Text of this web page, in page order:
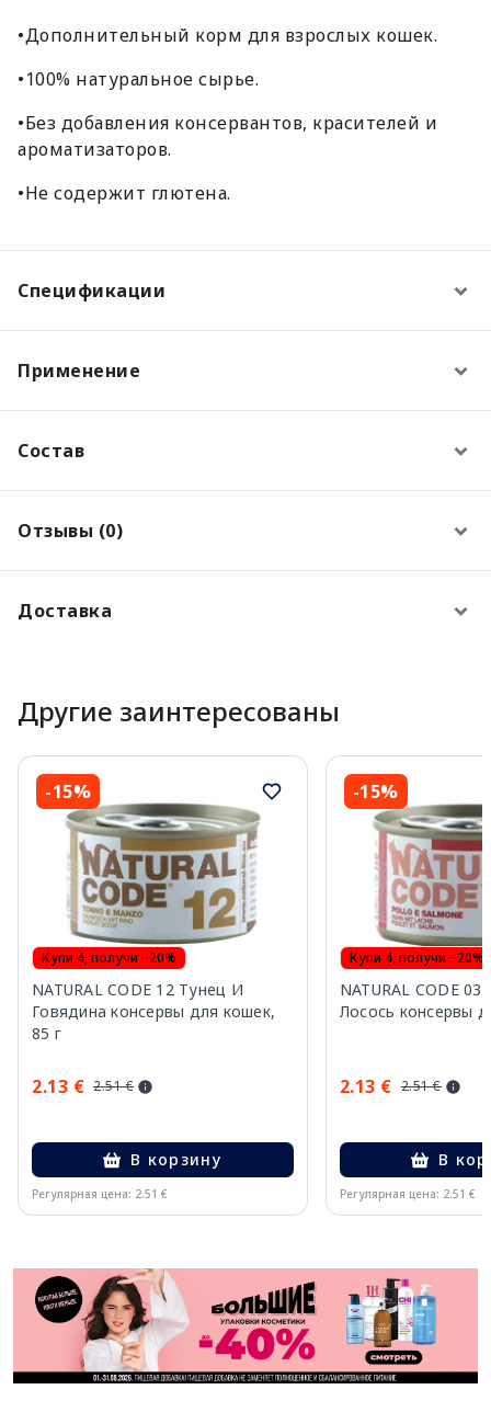
•Дополнительный корм для взрослых кошек.
•100% натуральное сырье.
•Без добавления консервантов, красителей и
ароматизаторов.
•Не содержит глютена.
Спецификации
Применение
Состав
Отзывы (0)
Доставка
Другие заинтересованы
-15%
Купи 4, получи −20%
NATURAL CODE 12 Тунец И
Говядина консервы для кошек,
85 г
2.13 € 2.51 €
В корзину
Регулярная цена: 2.51 €
-15%
Купи 4, получи −20%
NATURAL CODE
Лосось консервы
2.13 € 2.51 €
В
Регулярная цена: 2.51 €